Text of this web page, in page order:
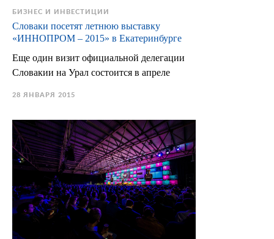
БИЗНЕС И ИНВЕСТИЦИИ
Словаки посетят летнюю выставку
«ИННОПРОМ – 2015» в Екатеринбурге
Еще один визит официальной делегации
Словакии на Урал состоится в апреле
28 ЯНВАРЯ 2015